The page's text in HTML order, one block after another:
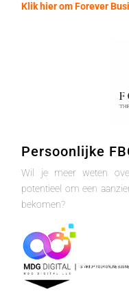
Klik hier om Forever
Persoonlijke
Wil je meer weten
potentieel om een
bekomen?